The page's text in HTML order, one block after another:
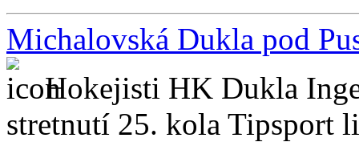
Michalovská Dukla pod
Hokejisti HK Dukla
stretnutí 25. kola Tipsport